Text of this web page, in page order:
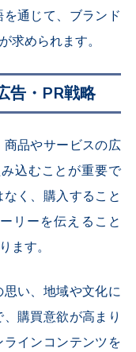
通じて、ブランド
求められます。
告・PR戦略
品やサービスの広
込むことが重要で
く、購入すること
リーを伝えること
ます。
い、地域や文化に
購買意欲が高まり
インコンテンツを